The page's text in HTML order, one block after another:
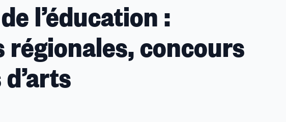
l’éducation :
régionales, concours